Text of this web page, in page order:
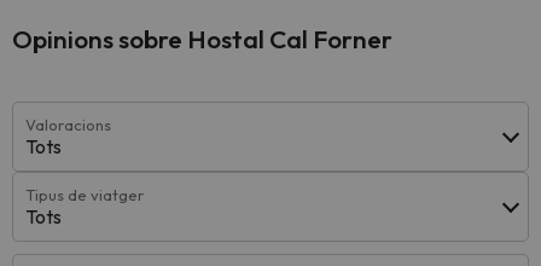
Opinions sobre Hostal Cal Forner
Valoracions
Tots
Tipus de viatger
Tots